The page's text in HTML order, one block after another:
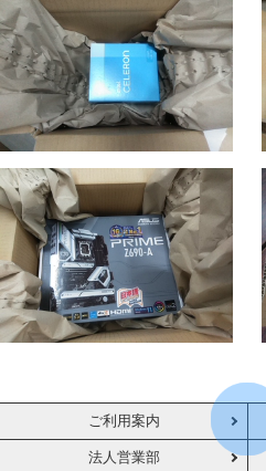
ご利用案内
法人営業部